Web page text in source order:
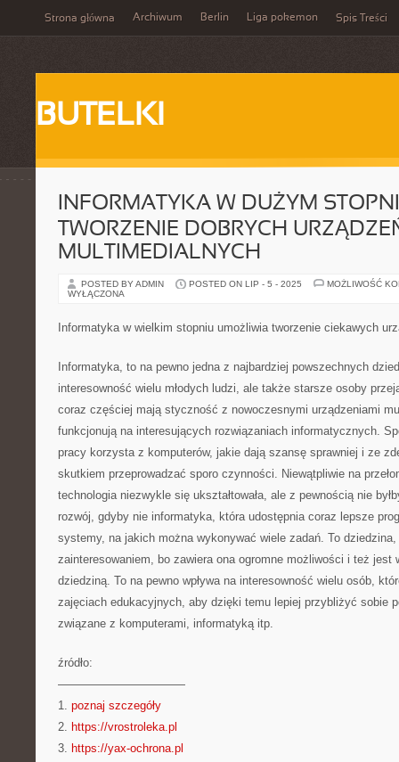
Strona główna Archiwum Berlin Liga pokemon Spis Treści
BUTELKI
INFORMATYKA W DUŻYM
TWORZENIE DOBRYCH
MULTIMEDIALNYCH
POSTED BY ADMIN POSTED ON LIP - 5 - 2025
MOŻLIWOŚĆ
WYŁĄCZONA
Informatyka w wielkim stopniu umożliwia tworzenie ciekawych
Informatyka, to na pewno jedna z najbardziej powszechnych
interesowność wielu młodych ludzi, ale także starsze osoby
coraz częściej mają styczność z nowoczesnymi urządzeniami
funkcjonują na interesujących rozwiązaniach informatycznych.
pracy korzysta z komputerów, jakie dają szansę sprawniej i ze
skutkiem przeprowadzać sporo czynności. Niewątpliwie na
technologia niezwykle się ukształtowała, ale z pewnością nie
rozwój, gdyby nie informatyka, która udostępnia coraz lepsze
systemy, na jakich można wykonywać wiele zadań. To
zainteresowaniem, bo zawiera ona ogromne możliwości i też jest
dziedziną. To na pewno wpływa na interesowność wielu osób,
zajęciach edukacyjnych, aby dzięki temu lepiej przybliżyć sobie
związane z komputerami, informatyką itp.
źródło:
———————————
1. poznaj szczegóły
2. https://vrostroleka.pl
3. https://yax-ochrona.pl